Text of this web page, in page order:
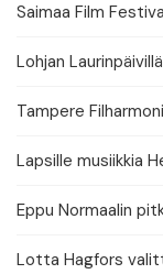
Saimaa Film
Lohjan
Tampere
Lapsille musiikkia
Eppu Normaalin
Lotta Hagfors